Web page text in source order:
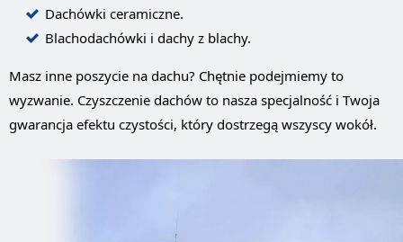
Dachówki ceramiczne.
Blachodachówki i dachy z blachy.
Masz inne poszycie na dachu? Chętnie podejmiemy to
wyzwanie. Czyszczenie dachów to nasza specjalność i Twoja
gwarancja efektu czystości, który dostrzegą wszyscy wokół.